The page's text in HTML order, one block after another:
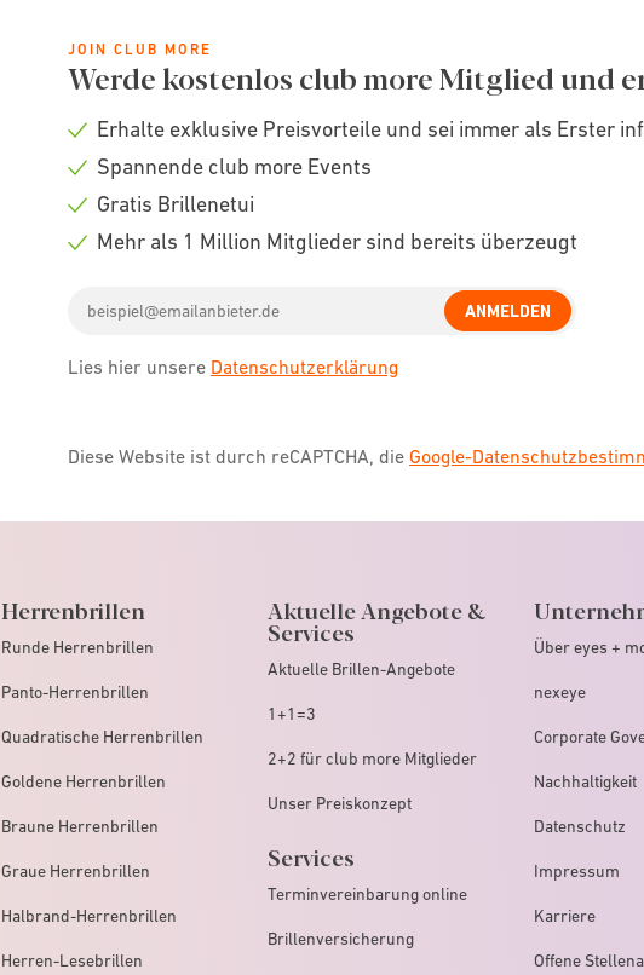
JOIN CLUB MORE
Werde kostenlos club more Mitglied und
Check
Erhalte exklusive Preisvorteile und sei immer als Erster
Check
Spannende club more Events
Check
Gratis Brillenetui
Mehr als 1 Million Mitglieder sind bereits überzeugt
address
ANMELDEN
Lies hier unsere Datenschutzerklärung
Diese Website ist durch reCAPTCHA, die Google-
Herrenbrillen
Runde Herrenbrillen
Panto-Herrenbrillen
Quadratische Herrenbrillen
Goldene Herrenbrillen
Braune Herrenbrillen
Graue Herrenbrillen
Halbrand-Herrenbrillen
Herren-Lesebrillen
Aktuelle Angebote &
Services
Aktuelle Brillen-Angebote
1+1=3
2+2 für club more Mitglieder
Unser Preiskonzept
Services
Terminvereinbarung online
Brillenversicherung
Über eyes +
nexeye
Corporate
Nachhaltigkeit
Datenschutz
Impressum
Karriere
Offene